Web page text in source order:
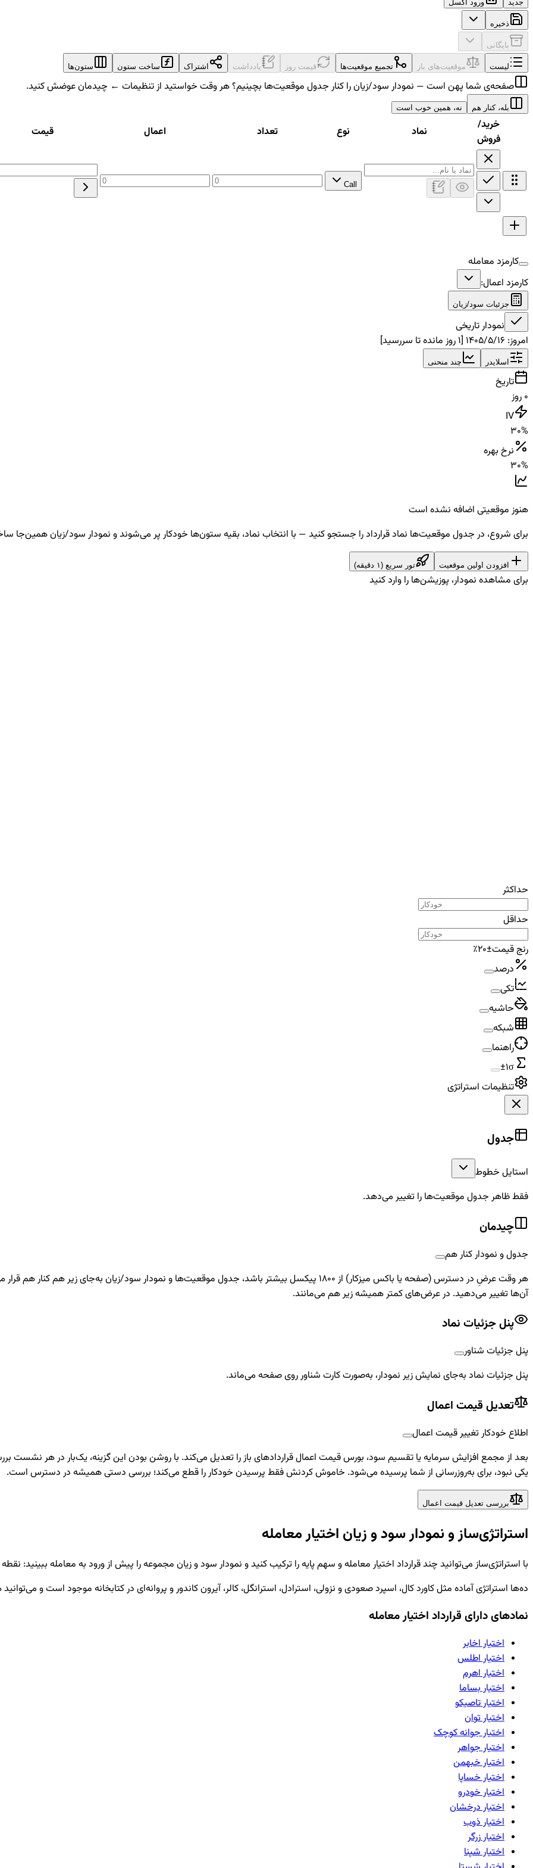
جدید ورود اکسل
ذخیره
بایگانی
لیست موقعیت‌های باز تجمیع موقعیت‌ها قیمت روز یادداشت اشتراک ساخت ستون ستون‌ها
صفحه‌ی شما پهن است — نمودار سود/زیان را کنار جدول موقعیت‌ها بچینیم؟هر وقت خواستید از تنظیمات ← چیدمان عوضش کنید.
بله، کنار هم نه، همین خوب است
خرید/
فروش
نماد نوع تعداد اعمال قیمت
Call
کارمزد معامله
کارمزد اعمال:
جزئیات سود/زیان
نمودار تاریخی
امروز: ۱۴۰۵/۵/۱۶ [
1 روز مانده تا سررسید]
اسلایدر چند منحنی
تاریخ
0 روز
IV
30%
نرخ بهره
30%
هنوز موقعیتی اضافه نشده است
برای شروع، در جدول موقعیت‌ها نماد قرارداد را جستجو کنید — با انتخاب نماد، بقیه ستون‌ها خودکار پر می‌شوند و نمودار سود/زیان همین‌جا
افزودن اولین موقعیت تور سریع (۱ دقیقه)
برای مشاهده نمودار، پوزیشن‌ها را وارد کنید
حداکثر
حداقل
رنج قیمت±۲۰٪
درصد
تکی
حاشیه
شبکه
راهنما
±۱σ
تنظیمات استراتژی
جدول
استایل خطوط
فقط ظاهر جدول موقعیت‌ها را تغییر می‌دهد.
چیدمان
جدول و نمودار کنار هم
هر وقت عرضِ در دسترس (صفحه یا باکس میزکار) از ۱۸۰۰ پیکسل بیشتر باشد، جدول موقعیت‌ها و نمودار سود/زیان به‌جای زیر هم کنار هم قرار
آن‌ها تغییر می‌دهید. در عرض‌های کمتر همیشه زیر هم می‌مانند.
پنل جزئیات نماد
پنل جزئیات شناور
پنل جزئیات نماد به‌جای نمایش زیر نمودار، به‌صورت کارت شناور روی صفحه می‌ماند.
تعدیل قیمت اعمال
اطلاع خودکار تغییر قیمت اعمال
بعد از مجمع افزایش سرمایه یا تقسیم سود، بورس قیمت اعمال قراردادهای باز را تعدیل می‌کند. با روشن بودن این گزینه، یک‌بار در هر نشست
یکی نبود، برای به‌روزرسانی از شما پرسیده می‌شود. خاموش کردنش فقط پرسیدن خودکار را قطع می‌کند؛ بررسی دستی همیشه در دسترس است.
بررسی تعدیل قیمت اعمال
استراتژی‌ساز و نمودار سود و زیان اختیار معامله
با استراتژی‌ساز می‌توانید چند قرارداد اختیار معامله و سهم پایه را ترکیب کنید و نمودار سود و زیان مجموعه را پیش از ورود به معامله ببینید:
ده‌ها استراتژی آماده مثل کاورد کال، اسپرد صعودی و نزولی، استرادل، استرانگل، کالر، آیرون کاندور و پروانه‌ای در کتابخانه موجود است و
نمادهای دارای قرارداد اختیار معامله
اختیاراخابر
اختیاراطلس
اختیاراهرم
اختیاربساما
اختیارتاصیکو
اختیارتوان
اختیارجوانه کوچک
اختیارجواهر
اختیارخبهمن
اختیارخساپا
اختیارخودرو
اختیاردرخشان
اختیارذوب
اختیارزرگر
اختیارشپنا